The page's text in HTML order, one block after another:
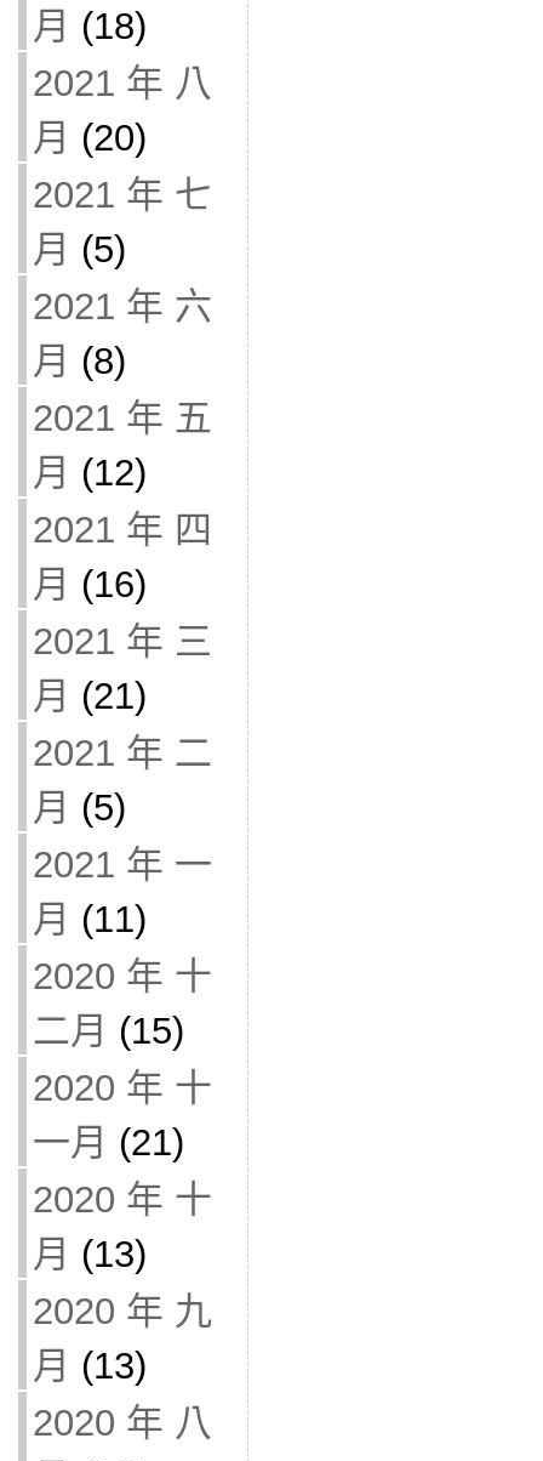
月 (18)
2021 年 八
月 (20)
2021 年 七
月 (5)
2021 年 六
月 (8)
2021 年 五
月 (12)
2021 年 四
月 (16)
2021 年 三
月 (21)
2021 年 二
月 (5)
2021 年 一
月 (11)
2020 年 十
二月 (15)
2020 年 十
一月 (21)
2020 年 十
月 (13)
2020 年 九
月 (13)
2020 年 八